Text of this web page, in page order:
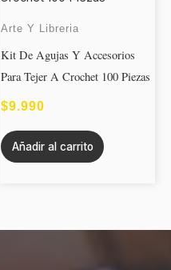
Arte Y Libreria
Kit De Agujas Y Accesorios
Para Tejer A Crochet 100 Piezas
$9.990
Añadir al carrito